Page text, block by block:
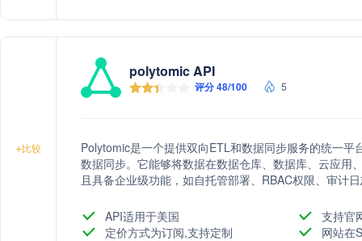
+比较
polytomic API
评分 48/100 5
Polytomic是一个提供双向ETL和数据同步服务的统一
数据同步。它能够将数据在数据仓库、数据库、云应用
且具备企业级功能，如自托管部署、RBAC权限、审计
API适用于美国
支持官
定价方式为订阅,支持定制
网站在